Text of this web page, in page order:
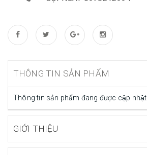
THÔNG TIN SẢN PHẨM
Thông tin sản phẩm đang được cập nhật
GIỚI THIỆU